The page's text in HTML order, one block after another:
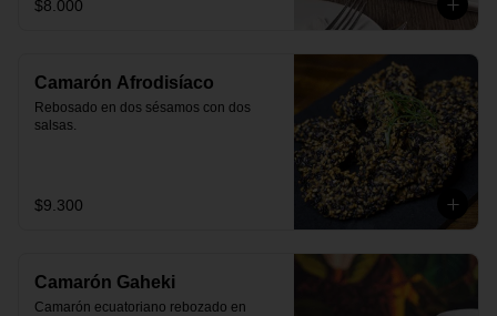
$8.000
Camarón Afrodisíaco
Rebosado en dos sésamos con dos
salsas.
$9.300
Camarón Gaheki
Camarón ecuatoriano rebozado en